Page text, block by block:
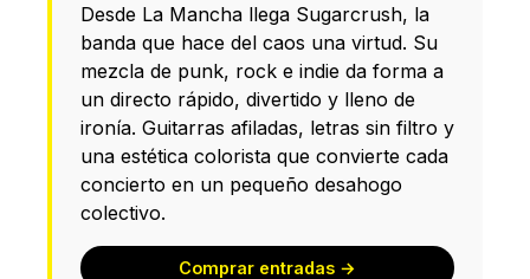
Desde La Mancha llega Sugarcrush, la
banda que hace del caos una virtud. Su
mezcla de punk, rock e indie da forma a
un directo rápido, divertido y lleno de
ironía. Guitarras afiladas, letras sin filtro y
una estética colorista que convierte cada
concierto en un pequeño desahogo
colectivo.
Comprar entradas →